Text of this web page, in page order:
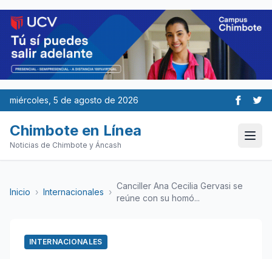
miércoles, 5 de agosto de 2026
Chimbote en Línea
Noticias de Chimbote y Áncash
Inicio › Internacionales ›
Canciller Ana Cecilia Gervasi se
reúne con su homó...
INTERNACIONALES